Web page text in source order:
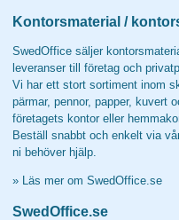
Kontorsmaterial /
SwedOffice säljer
leveranser till företag och
Vi har ett stort sortiment inom
pärmar, pennor, papper, kuvert
företagets kontor eller
Beställ snabbt och enkelt via
ni behöver hjälp.
» Läs mer om SwedOffice.se
SwedOffice.se